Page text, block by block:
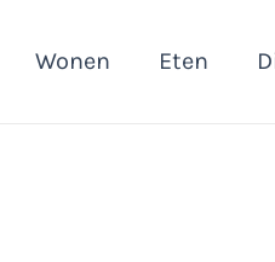
Wonen Eten